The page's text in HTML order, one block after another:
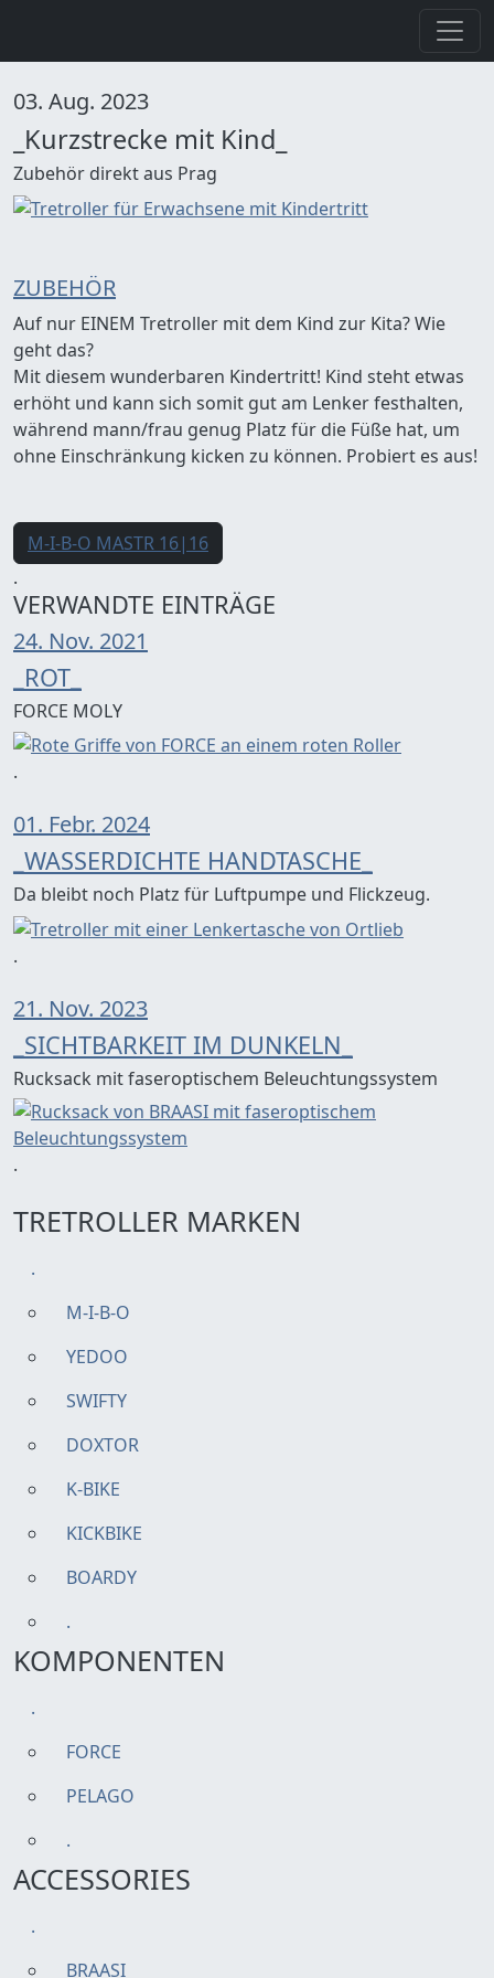
03. Aug. 2023
_Kurzstrecke mit Kind_
Zubehör direkt aus Prag
ZUBEHÖR
Auf nur EINEM Tretroller mit dem Kind zur Kita? Wie
geht das?
Mit diesem wunderbaren Kindertritt! Kind steht etwas
erhöht und kann sich somit gut am Lenker festhalten,
während mann/frau genug Platz für die Füße hat, um
ohne Einschränkung kicken zu können. Probiert es aus!
M-I-B-O MASTR 16|16
.
VERWANDTE EINTRÄGE
24. Nov. 2021
_ROT_
FORCE MOLY
.
01. Febr. 2024
_WASSERDICHTE HANDTASCHE_
Da bleibt noch Platz für Luftpumpe und Flickzeug.
.
21. Nov. 2023
_SICHTBARKEIT IM DUNKELN_
Rucksack mit faseroptischem Beleuchtungssystem
.
TRETROLLER MARKEN
.
M-I-B-O
YEDOO
SWIFTY
DOXTOR
K-BIKE
KICKBIKE
BOARDY
.
KOMPONENTEN
.
FORCE
PELAGO
.
ACCESSORIES
.
BRAASI